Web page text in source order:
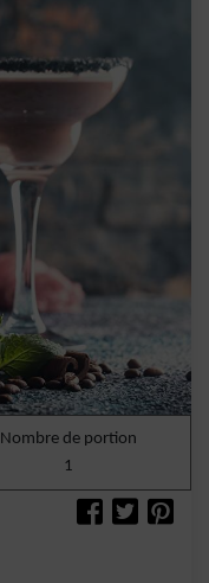
Nombre de portion
1